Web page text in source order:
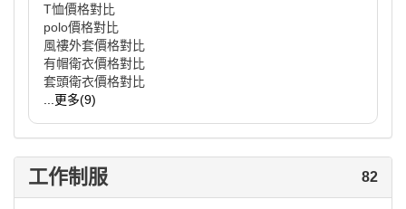
T恤價格對比
polo價格對比
風褸外套價格對比
有帽衛衣價格對比
套頭衛衣價格對比
...更多(9)
工作制服 82